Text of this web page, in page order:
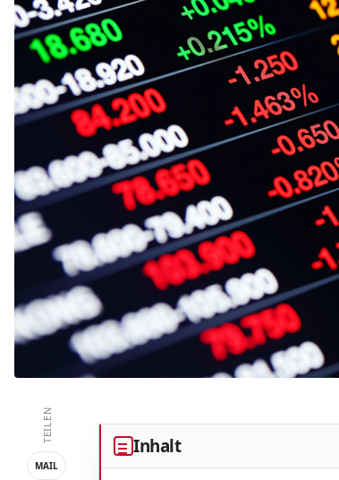
TEILEN
MAIL
Inhalt